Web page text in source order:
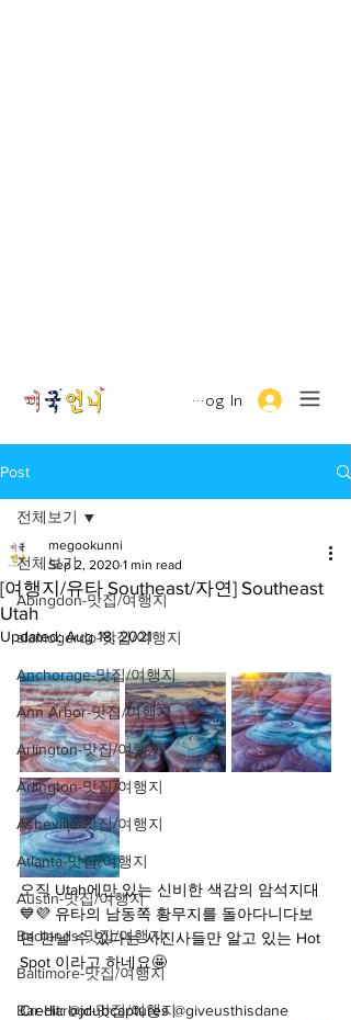
Log In
Post
전체보기
Abingdon-맛집/여행지
alamogordo-맛집/여행지
Anchorage-맛집/여행지
Ann Arbor-맛집/여행지
Arlington-맛집/여행지
Arlington-맛집/여행지
Asheville-맛집/여행지
Atlanta-맛집/여행지
Austin-맛집/여행지
Badlands-맛집/여행지
Baltimore-맛집/여행지
Bar Harbor-맛집/여행지
전체보기
[여행지/유타 Southeast/자연] Southeast
Utah
megookunni
Sep 2, 2020 1 min read
Updated:Aug 18, 2021
오직 Utah에만 있는 신비한 색감의 암석지대
💙💜 유타의 남동쪽 황무지를 돌아다니다보
면 만날 수 있다는 사진사들만 알고 있는 Hot
Spot 이라고 하네요🤩
Credit: @jdubcaptures @giveusthisdane